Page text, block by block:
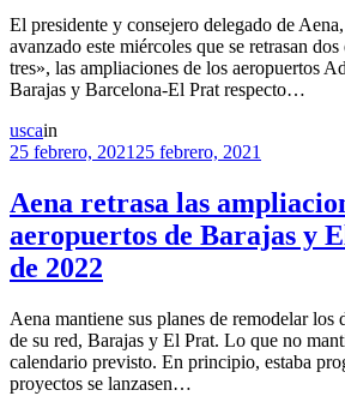
El presidente y consejero delegado de
avanzado este miércoles que se retrasan
tres», las ampliaciones de los aeropuertos
Barajas y Barcelona-El Prat respecto…
uscain
25 febrero, 2021 25 febrero, 2021
Aena retrasa las
aeropuertos de Barajas y
de 2022
Aena mantiene sus planes de remodelar los
de su red, Barajas y El Prat. Lo que no
calendario previsto. En principio, estaba
proyectos se lanzasen…